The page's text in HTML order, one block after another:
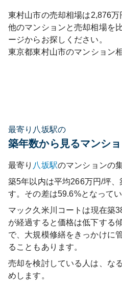
東村山市の売却相場は2,876万
他のマンションと売却相場を
ージからお探しください。
東京都東村山市のマンション
最寄り八坂駅の
築年数から見るマンシ
最寄り 八坂駅のマンションの
築5年以内は平均266万円/坪
す。その差は59.6%となってい
マック久米川コート は現在築
が経過すると価格は低下する
で、大規模修繕をきっかけに
ることもあります。
売却を検討している人は、な
めします。